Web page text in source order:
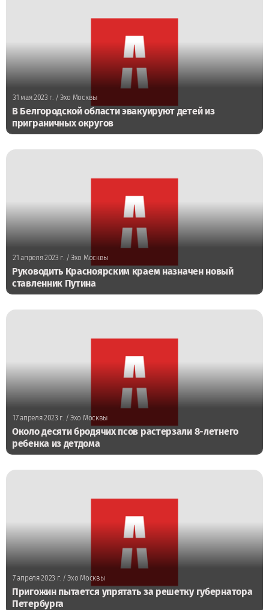
31 мая 2023 г./ Эхо Москвы
В Белгородской области эвакуируют детей из
приграничных округов
21 апреля 2023 г./ Эхо Москвы
Руководить Красноярским краем назначен новый
ставленник Путина
17 апреля 2023 г./ Эхо Москвы
Около десяти бродячих псов растерзали 8-летнего
ребенка из детдома
7 апреля 2023 г. / Эхо Москвы
Пригожин пытается упрятать за решетку губернатора
Петербурга